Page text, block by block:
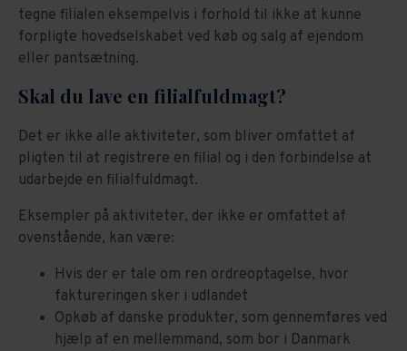
tegne filialen eksempelvis i forhold til ikke at kunne
forpligte hovedselskabet ved køb og salg af ejendom
eller pantsætning.
Skal du lave en filialfuldmagt?
Det er ikke alle aktiviteter, som bliver omfattet af
pligten til at registrere en filial og i den forbindelse at
udarbejde en filialfuldmagt.
Eksempler på aktiviteter, der ikke er omfattet af
ovenstående, kan være:
Hvis der er tale om ren ordreoptagelse, hvor
faktureringen sker i udlandet
Opkøb af danske produkter, som gennemføres ved
hjælp af en mellemmand, som bor i Danmark